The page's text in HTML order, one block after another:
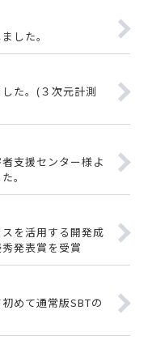
した。
た。(３次元計測
支援センター様よ
。
を活用する開発成
発表賞を受賞
めて通常版SBTの